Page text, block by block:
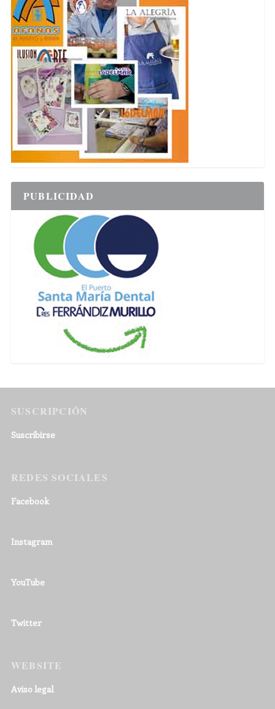
PUBLICIDAD
SUSCRIPCIÓN
Suscribirse
REDES SOCIALES
Facebook
Instagram
YouTube
Twitter
WEBSITE
Aviso legal